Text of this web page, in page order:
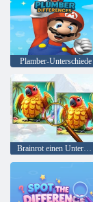
Plamber-Unterschiede
Brainrot einen Unterschied Herausforderung